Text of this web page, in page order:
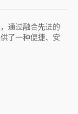
通过融合先进的
了一种便捷、安